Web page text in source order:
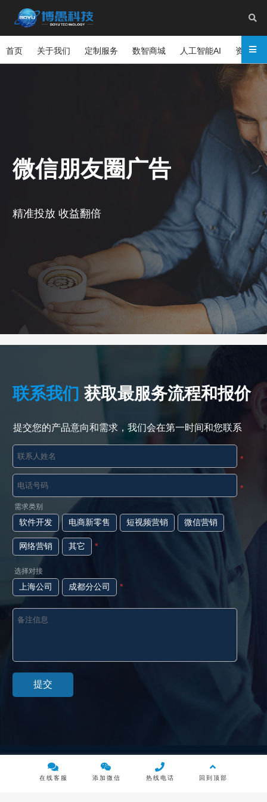
首页 关于我们 定制服务 数智商城 人工智能AI 资讯中
微信朋友圈广告
精准投放 收益翻倍
联系我们 获取最服务流程和报价
提交您的产品意向和需求，我们会在第一时间和您联系
*
*
需求类别
软件开发 电商新零售 短视频营销 微信营销
网络营销 其它 *
选择对接
上海公司 成都分公司 *
Copyright © 2014-2023 上海博愚科技有限公司 版权所有 |
14019297号-1| 沪公安网备31011302005713
在线客服 添加微信 热线电话 回到顶部